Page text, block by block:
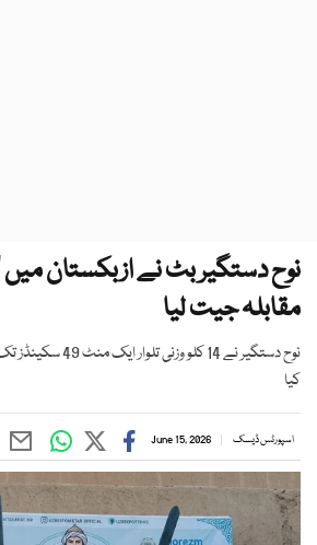
نوح دستگیر بٹ نے ازبکستان میں
مقابلہ جیت لیا
نوح دستگیر نے 14 کلو
کیا
اسپورٹس ڈیسک June 15, 2026